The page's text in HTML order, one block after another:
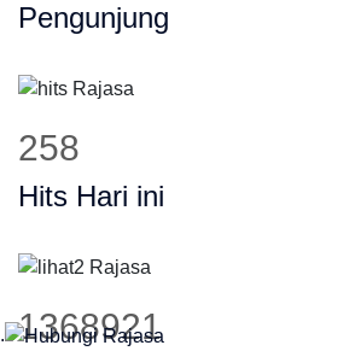
Pengunjung
356
Hits Hari ini
1889580
.